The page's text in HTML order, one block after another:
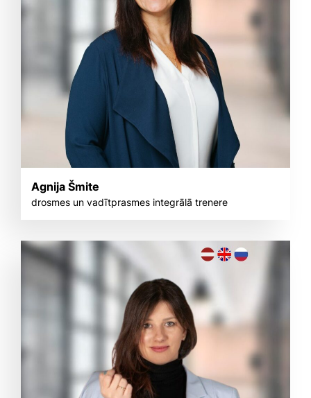
Agnija Šmite
drosmes un vadītprasmes integrālā trenere